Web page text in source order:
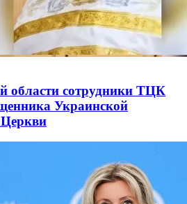
области сотрудники ТЦК
Украинской